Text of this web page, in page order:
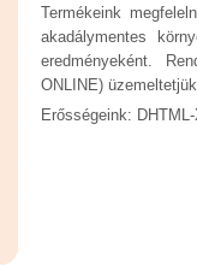
Termékeink
akadálymentes
eredményeként.
ONLINE)
Erősségeink: